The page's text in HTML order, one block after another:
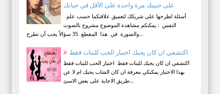
على حبيبك مرة واحدة على الأقل في حياتك
النفس : يمكنكم مشاهدة الموضوع مشروح بالصوت
والصورة في هذا المقطع 35 سؤالاً يجب أن تطرح...
اكتشفي ان كان يحبك اختبار الحب للبنات فقط
اكتشفي ان كان يحبك للبنات فقط اختبار الحب للبنات فقط
بهذا الاختبار يمكنكي معرفة ان كان الشاب يحبك ام لا عن
طريق الاجابة على بعض الاسئ...